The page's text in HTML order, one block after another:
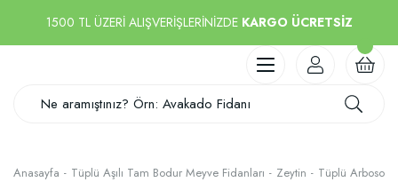
1500 TL ÜZERİ ALIŞVERİŞLERİNİZDE KARGO ÜCRETSİZ
Anasayfa Tüplü Aşılı Tam Bodur Meyve Fidanları Zeytin Tüplü